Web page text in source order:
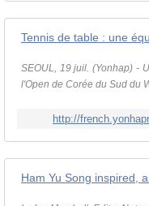
Tennis de table : une
SEOUL, 19 juil. (Yonhap) -
l'Open de Corée du Sud du
http://
Ham Yu Song inspired,